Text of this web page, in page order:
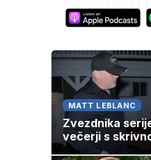
MATT LEBLANC
Zvezdnika
večerji s